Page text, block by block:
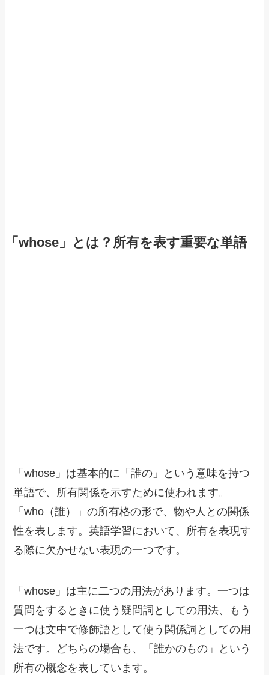
「whose」とは？所有を表す重要な単語
「whose」は基本的に「誰の」という意味を持つ
単語で、所有関係を示すために使われます。
「who（誰）」の所有格の形で、物や人との関係
性を表します。英語学習において、所有を表現す
る際に欠かせない表現の一つです。
「whose」は主に二つの用法があります。一つは
質問をするときに使う疑問詞としての用法、もう
一つは文中で修飾語として使う関係詞としての用
法です。どちらの場合も、「誰かのもの」という
所有の概念を表しています。